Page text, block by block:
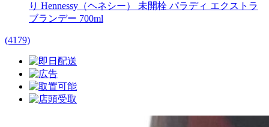
り Hennessy（ヘネシー） 未開栓 パラディ エクストラ
ブランデー 700ml
(4179)